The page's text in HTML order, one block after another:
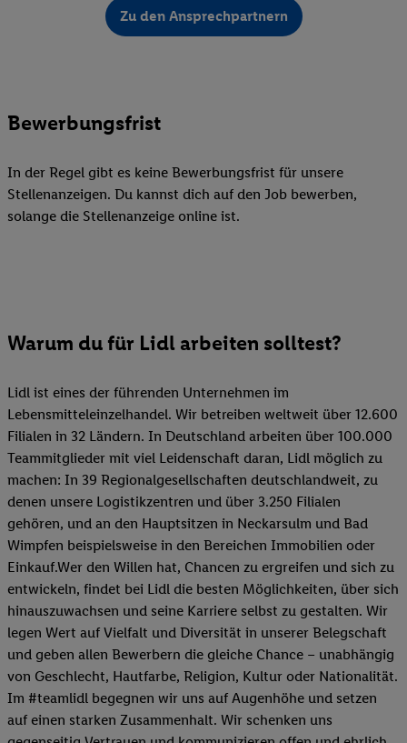
Zu den Ansprechpartnern
Bewerbungsfrist
In der Regel gibt es keine Bewerbungsfrist für unsere
Stellenanzeigen. Du kannst dich auf den Job bewerben,
solange die Stellenanzeige online ist.
Warum du für Lidl arbeiten solltest?
Lidl ist eines der führenden Unternehmen im
Lebensmitteleinzelhandel. Wir betreiben weltweit über 12.600
Filialen in 32 Ländern. In Deutschland arbeiten über 100.000
Teammitglieder mit viel Leidenschaft daran, Lidl möglich zu
machen: In 39 Regionalgesellschaften deutschlandweit, zu
denen unsere Logistikzentren und über 3.250 Filialen
gehören, und an den Hauptsitzen in Neckarsulm und Bad
Wimpfen beispielsweise in den Bereichen Immobilien oder
Einkauf.Wer den Willen hat, Chancen zu ergreifen und sich zu
entwickeln, findet bei Lidl die besten Möglichkeiten, über sich
hinauszuwachsen und seine Karriere selbst zu gestalten. Wir
legen Wert auf Vielfalt und Diversität in unserer Belegschaft
und geben allen Bewerbern die gleiche Chance – unabhängig
von Geschlecht, Hautfarbe, Religion, Kultur oder Nationalität.
Im #teamlidl begegnen wir uns auf Augenhöhe und setzen
auf einen starken Zusammenhalt. Wir schenken uns